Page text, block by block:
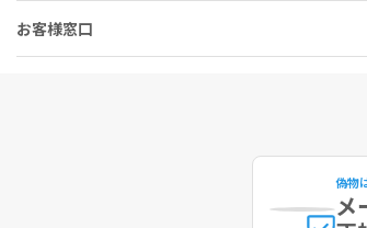
お客様窓口
偽物
メ